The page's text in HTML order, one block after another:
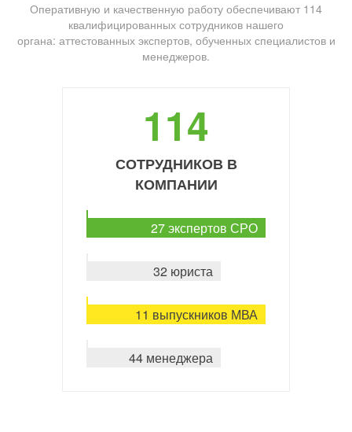
Оперативную и качественную работу обеспечивают 114
квалифицированных сотрудников нашего
органа: аттестованных экспертов, обученных специалистов и
менеджеров.
114
СОТРУДНИКОВ В
КОМПАНИИ
27 экспертов СРО
32 юриста
11 выпускников МВА
44 менеджера